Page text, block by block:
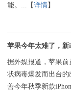
能。...【详情】
苹果今年太难了，
据外媒报道，苹果
状病毒爆发而出台
善今年秋季新款